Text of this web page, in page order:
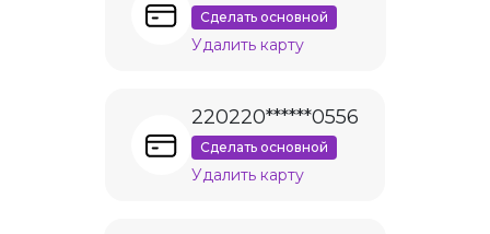
Сделать основной
Удалить карту
220220******0556
Сделать основной
Удалить карту